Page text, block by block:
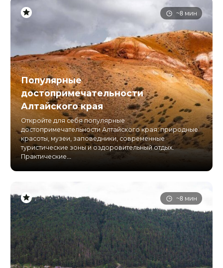
~8 мин
Популярные
достопримечательности
Алтайского края
Откройте для себя популярные
достопримечательности Алтайского края: природные
красоты, музеи, заповедники, современные
туристические зоны и оздоровительный отдых.
Практические...
~8 мин